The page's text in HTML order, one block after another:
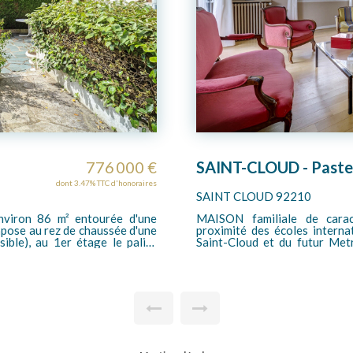
1 500 000 €
dont 3.45% TTC d'honoraires
secteur Pasteur à
à pied de la gare de
un terrain de 628m², cette
SAINT CLOUD -
92210 92210
L'agence Tiffencogé vous
années 50 offrant de très
Son agencement permet
réception en triple exposition
garage.